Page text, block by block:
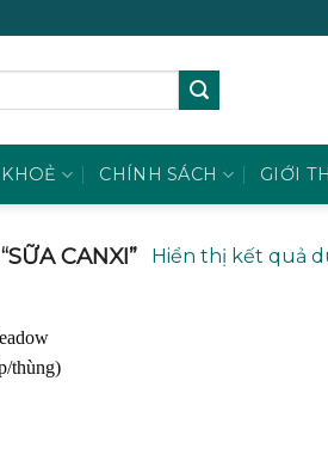
CHÍNH SÁCH GIỚI
CANXI” Hiển thị kết quả